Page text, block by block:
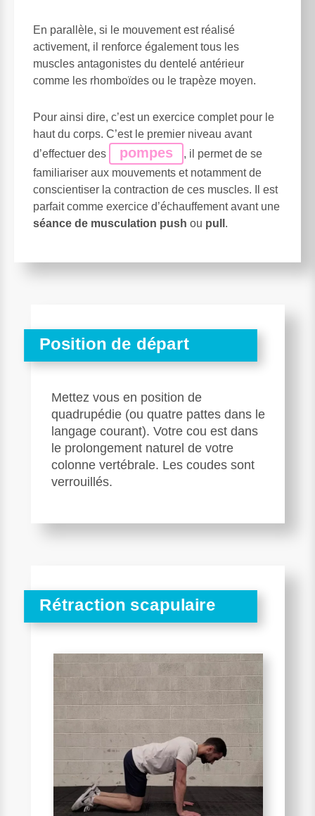
En parallèle, si le mouvement est réalisé
activement, il renforce également tous les
muscles antagonistes du dentelé antérieur
comme les rhomboïdes ou le trapèze moyen.
Pour ainsi dire, c’est un exercice complet pour le
haut du corps. C’est le premier niveau avant
d’effectuer des
pompes
, il permet de se
familiariser aux mouvements et notamment de
conscientiser la contraction de ces muscles. Il est
parfait comme exercice d’échauffement avant une
séance de musculation push ou pull .
Position de départ
Mettez vous en position de
quadrupédie (ou quatre pattes dans le
langage courant). Votre cou est dans
le prolongement naturel de votre
colonne vertébrale. Les coudes sont
verrouillés.
Rétraction scapulaire